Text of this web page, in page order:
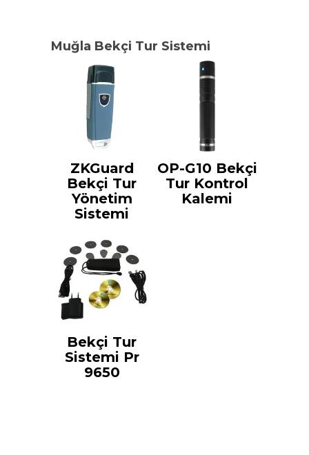
Muğla Bekçi Tur Sistemi
ZKGuard
Bekçi Tur
Yönetim
Sistemi
OP-G10 Bekçi
Tur Kontrol
Kalemi
Bekçi Tur
Sistemi Pr
9650